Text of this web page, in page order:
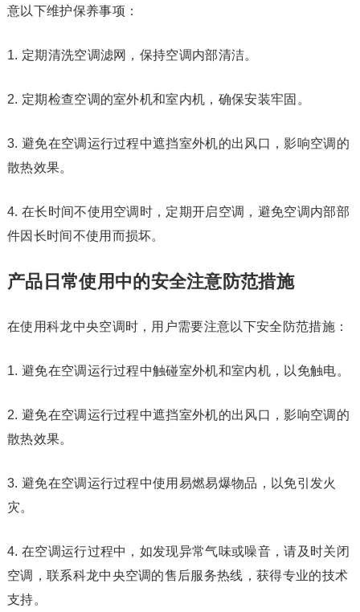
意以下维护保养事项：
1. 定期清洗空调滤网，保持空调内部清洁。
2. 定期检查空调的室外机和室内机，确保安装牢固。
3. 避免在空调运行过程中遮挡室外机的出风口，影响空调的
散热效果。
4. 在长时间不使用空调时，定期开启空调，避免空调内部部
件因长时间不使用而损坏。
产品日常使用中的安全注意防范措施
在使用科龙中央空调时，用户需要注意以下安全防范措施：
1. 避免在空调运行过程中触碰室外机和室内机，以免触电。
2. 避免在空调运行过程中遮挡室外机的出风口，影响空调的
散热效果。
3. 避免在空调运行过程中使用易燃易爆物品，以免引发火
灾。
4. 在空调运行过程中，如发现异常气味或噪音，请及时关闭
空调，联系科龙中央空调的售后服务热线，获得专业的技术
支持。